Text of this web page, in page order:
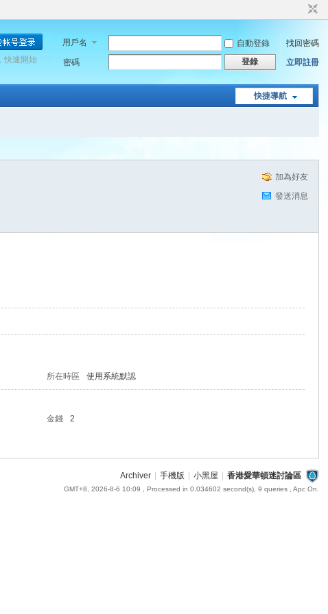
用戶名 自動登錄
找回密碼
密碼
登錄 立即註冊
快速開始
快捷導航
加為好友
發送消息
所在時區 使用系統默認
金錢
2
Archiver 手機版 小黑屋 香港愛華頓迷討論區
GMT+8, 2026-8-6 10:09 , Processed in 0.034602 second(s), 9 queries , Apc On.